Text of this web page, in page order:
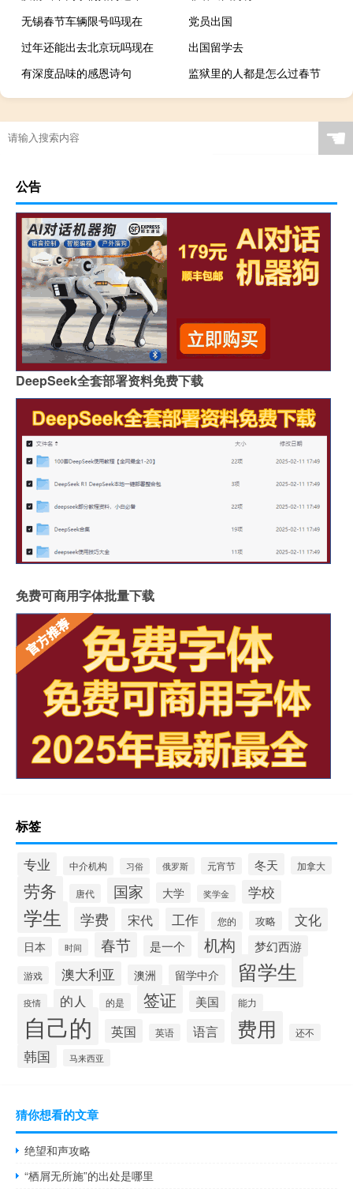
无锡春节车辆限号吗现在
党员出国
过年还能出去北京玩吗现在
出国留学去
有深度品味的感恩诗句
监狱里的人都是怎么过春节
☚
公告
DeepSeek全套部署资料免费下载
免费可商用字体批量下载
标签
专业 中介机构 习俗 俄罗斯 元宵节 冬天 加拿大
劳务 唐代 国家 大学 奖学金 学校
学生 学费 宋代 工作 您的 攻略 文化
日本 时间 春节 是一个 机构 梦幻西游
游戏 澳大利亚 澳洲 留学中介 留学生
疫情 的人 的是 签证 美国 能力
自己的 英国 英语 语言 费用 还不
韩国 马来西亚
猜你想看的文章
绝望和声攻略
“栖屑无所施”的出处是哪里